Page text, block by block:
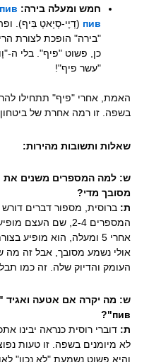
חמש ומעלה בירה:
пив (דְיֶי-סְיָאטְ בִּיף).
"בירה" הופכת לצורת
כן, פשוט "פיף". בלי ה-
"עשר פיף"!
האמת, אחרי "פיף" תתחילו
בשפה. זו רמה אחרת של
שאלות ותשובות מהירות:
ש: למה המספרים משנים את
מסובך מדי?
ת: ברוסית, מספור דברים
המספרים 2-4, שם
אחרי 5 ומעלה, הוא מופיע
אולי נשמע מסובך, אבל זה מה
העומק והדיוק שלה. זה כמו
пив"?
ת: דוברי רוסית כנראה יבינו
לא מיומנים בשפה. זו טעות
והיא פשוט נשמעת "לא נכון"